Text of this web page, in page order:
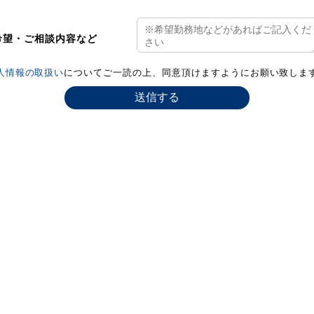
望・ご相談内容など
情報の取扱いについてご一読の上、同意頂けますようにお願い致しま